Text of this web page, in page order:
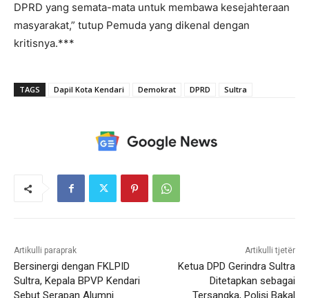
DPRD yang semata-mata untuk membawa kesejahteraan
masyarakat,” tutup Pemuda yang dikenal dengan
kritisnya.***
TAGS Dapil Kota Kendari Demokrat DPRD Sultra
Artikulli paraprak
Bersinergi dengan FKLPID
Sultra, Kepala BPVP Kendari
Artikulli tjetër
Ketua DPD Gerindra Sultra
Ditetapkan sebagai